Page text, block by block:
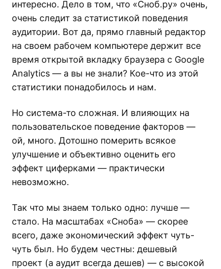
интересно. Дело в том, что «Сноб.ру» очень,
очень следит за статистикой поведения
аудитории. Вот да, прямо главный редактор
на своем рабочем компьютере держит все
время открытой вкладку браузера с Google
Analytics — а вы не знали? Кое-что из этой
статистики понадобилось и нам.
Но система-то сложная. И влияющих на
пользовательское поведение факторов —
ой, много. Дотошно померить всякое
улучшение и объективно оценить его
эффект циферками — практически
невозможно.
Так что мы знаем только одно: лучше —
стало. На масштабах «Сноба» — скорее
всего, даже экономический эффект чуть-
чуть был. Но будем честны: дешевый
проект (а аудит всегда дешев) — с высокой